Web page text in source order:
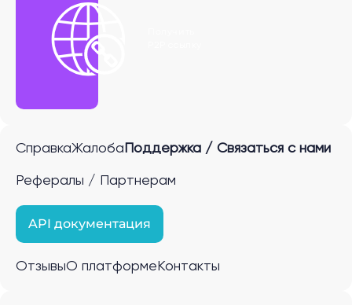
СправкаЖалоба Поддержка / Связаться с нами
Рефералы / Партнерам
API документация
ОтзывыО платформе Контакты